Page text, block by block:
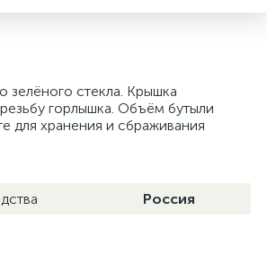
зелёного стекла. Крышка
горлышка. Объём бутыли
для хранения и сбраживания
Россия